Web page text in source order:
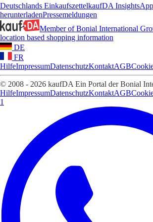
Deutschlands EinkaufszettelkaufDA InsightsApp
herunterladenPressemeldungen
Member of Bonial International
location based shopping information
DE
FR
HilfeImpressumDatenschutzKontaktAGB
© 2008 - 2026 kaufDA Ein Portal der Bonial
HilfeImpressumDatenschutzKontaktAGB
1